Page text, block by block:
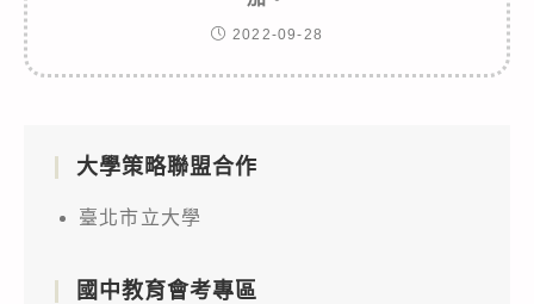
2022-09-28
大學策略聯盟合作
臺北市立大學
國中教育會考專區